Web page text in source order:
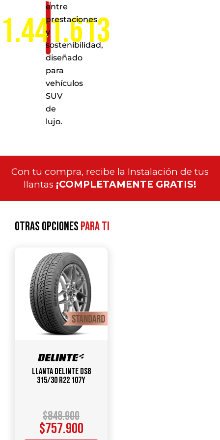
nacional
entre
prestaciones
y
sostenibilidad,
diseñado
para
vehículos
SUV
de
lujo.
Con tu compra, recibe la Instalación de tus
llantas ¡COMPLETAMENTE GRATIS!
Otras opcionespara ti
Llanta DELINTE DS8
315/30 R22 107Y
$848.900
$757.900